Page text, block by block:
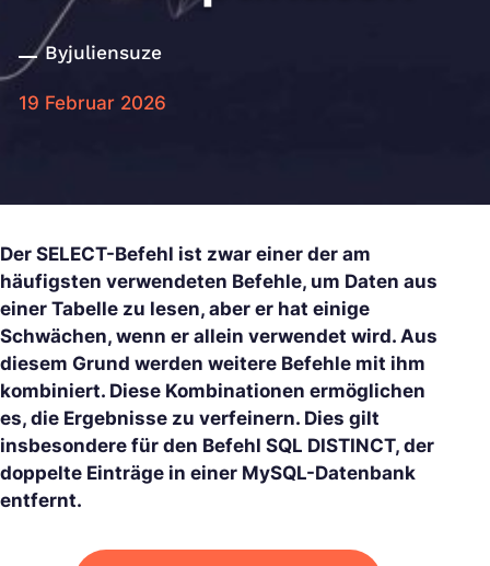
Byjuliensuze
19 Februar 2026
Der SELECT-Befehl ist zwar einer der am
häufigsten verwendeten Befehle, um Daten aus
einer Tabelle zu lesen, aber er hat einige
Schwächen, wenn er allein verwendet wird. Aus
diesem Grund werden weitere Befehle mit ihm
kombiniert. Diese Kombinationen ermöglichen
es, die Ergebnisse zu verfeinern. Dies gilt
insbesondere für den Befehl SQL DISTINCT, der
doppelte Einträge in einer MySQL-Datenbank
entfernt.